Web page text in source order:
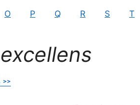
O P Q R S T